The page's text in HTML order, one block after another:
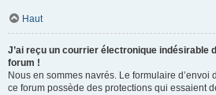
Haut
J’ai reçu un courrier électronique indésirable
forum !
Nous en sommes navrés. Le formulaire d’envoi
ce forum possède des protections qui essaient